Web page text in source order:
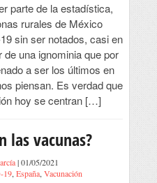
parte de la estadística,
rurales de México
sin ser notados, casi en
una ignominia que por
a ser los últimos en
piensan. Es verdad que
hoy se centran […]
las vacunas?
| 01/05/2021
19,España,Vacunación